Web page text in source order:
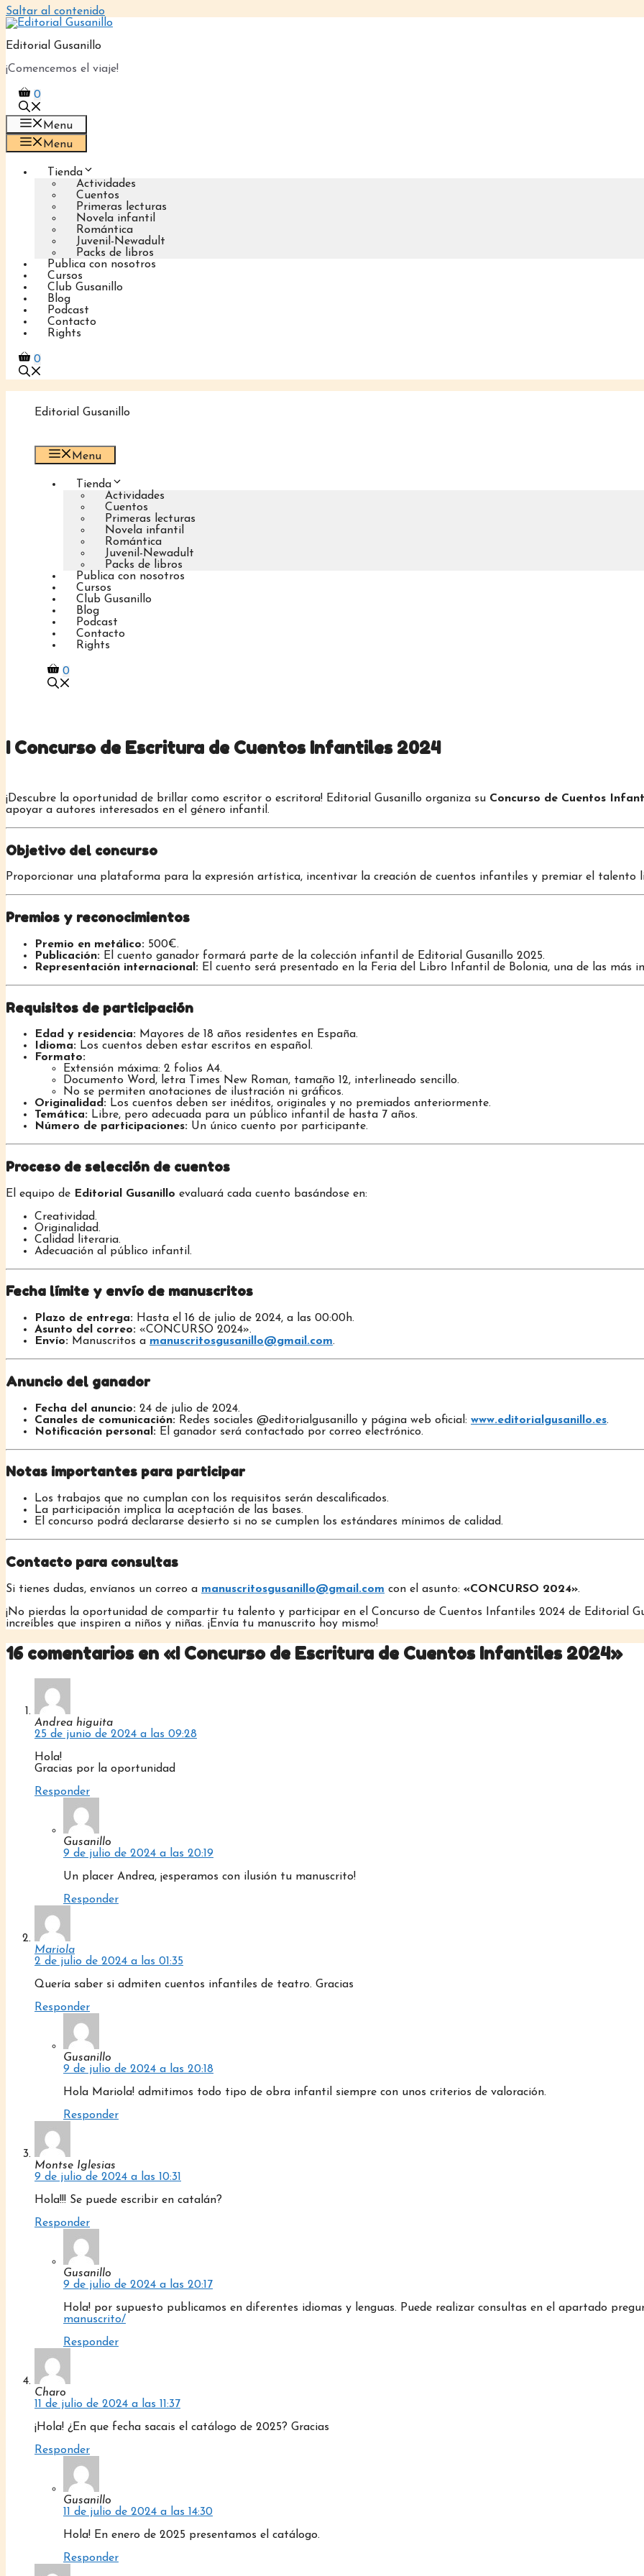
Saltar al contenido
Editorial Gusanillo
¡Comencemos el viaje!
0
Menu
Menu
Tienda
Actividades
Cuentos
Primeras lecturas
Novela infantil
Romántica
Juvenil-Newadult
Packs de libros
Publica con nosotros
Cursos
Club Gusanillo
Blog
Podcast
Contacto
Rights
0
Editorial Gusanillo
Menu
Tienda
Actividades
Cuentos
Primeras lecturas
Novela infantil
Romántica
Juvenil-Newadult
Packs de libros
Publica con nosotros
Cursos
Club Gusanillo
Blog
Podcast
Contacto
Rights
0
I Concurso de Escritura de Cuentos Infantiles 2024
¡Descubre la oportunidad de brillar como escritor o escritora! Editorial Gusanillo organiza su Concurso de Cuentos
apoyar a autores interesados en el género infantil.
Objetivo del concurso
Proporcionar una plataforma para la expresión artística, incentivar la creación de cuentos infantiles y premiar el talento
Premios y reconocimientos
Premio en metálico: 500€.
Publicación: El cuento ganador formará parte de la colección infantil de Editorial Gusanillo 2025.
Representación internacional: El cuento será presentado en la Feria del Libro Infantil de Bolonia, una de las más
Requisitos de participación
Edad y residencia: Mayores de 18 años residentes en España.
Idioma: Los cuentos deben estar escritos en español.
Formato:
Extensión máxima: 2 folios A4.
Documento Word, letra Times New Roman, tamaño 12, interlineado sencillo.
No se permiten anotaciones de ilustración ni gráficos.
Originalidad: Los cuentos deben ser inéditos, originales y no premiados anteriormente.
Temática: Libre, pero adecuada para un público infantil de hasta 7 años.
Número de participaciones: Un único cuento por participante.
Proceso de selección de cuentos
El equipo de Editorial Gusanillo evaluará cada cuento basándose en:
Creatividad.
Originalidad.
Calidad literaria.
Adecuación al público infantil.
Fecha límite y envío de manuscritos
Plazo de entrega: Hasta el 16 de julio de 2024, a las 00:00h.
Asunto del correo: «CONCURSO 2024».
Envío: Manuscritos a manuscritosgusanillo@gmail.com.
Anuncio del ganador
Fecha del anuncio: 24 de julio de 2024.
Canales de comunicación: Redes sociales @editorialgusanillo y página web oficial: www.editorialgusanillo.es.
Notificación personal: El ganador será contactado por correo electrónico.
Notas importantes para participar
Los trabajos que no cumplan con los requisitos serán descalificados.
La participación implica la aceptación de las bases.
El concurso podrá declararse desierto si no se cumplen los estándares mínimos de calidad.
Contacto para consultas
Si tienes dudas, envíanos un correo a manuscritosgusanillo@gmail.com con el asunto: «CONCURSO 2024».
¡No pierdas la oportunidad de compartir tu talento y participar en el Concurso de Cuentos Infantiles 2024 de Editorial
increíbles que inspiren a niños y niñas. ¡Envía tu manuscrito hoy mismo!
16 comentarios en «I Concurso de Escritura de Cuentos Infantiles 2024»
Andrea higuita
25 de junio de 2024 a las 09:28
Hola!
Gracias por la oportunidad
Responder
Gusanillo
9 de julio de 2024 a las 20:19
Un placer Andrea, ¡esperamos con ilusión tu manuscrito!
Responder
Mariola
2 de julio de 2024 a las 01:35
Quería saber si admiten cuentos infantiles de teatro. Gracias
Responder
Gusanillo
9 de julio de 2024 a las 20:18
Hola Mariola! admitimos todo tipo de obra infantil siempre con unos criterios de valoración.
Responder
Montse Iglesias
9 de julio de 2024 a las 10:31
Hola!!! Se puede escribir en catalán?
Responder
Gusanillo
9 de julio de 2024 a las 20:17
Hola! por supuesto publicamos en diferentes idiomas y lenguas. Puede realizar consultas en el apartado
manuscrito/
Responder
Charo
11 de julio de 2024 a las 11:37
¡Hola! ¿En que fecha sacais el catálogo de 2025? Gracias
Responder
Gusanillo
11 de julio de 2024 a las 14:30
Hola! En enero de 2025 presentamos el catálogo.
Responder